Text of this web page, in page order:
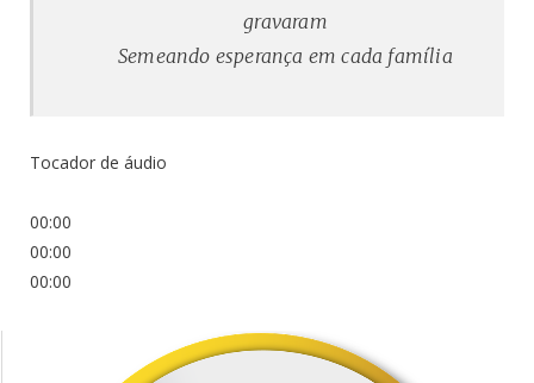
gravaram
Semeando esperança em cada família
Tocador de áudio
00:00
00:00
00:00